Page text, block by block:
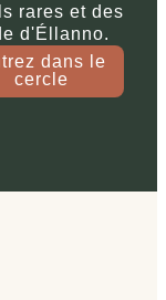
rares et des
d'Éllanno.
dans le
cercle